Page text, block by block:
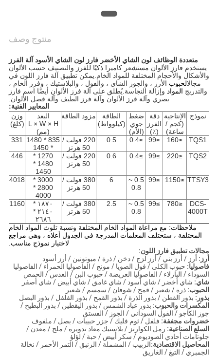
منتوج وصف
متعددة الوظائف لون الشاي الأخضر فارز لون الشاي الأسود آلة الفرز
يستخدم فارز الألوان مستشعر كاميرا ذكيًا للفرز والتصنيف حسب الألوان
والأشكال والأحجام المختلفة للمواد الخام.يمكن تطبيق آلة فارز اللون في
مجالالحبوب الأرز ، والجوز الشاي ، والفول ، والبلاستيك ، وفرز الخام ،
والتدريج المواد وإزالة النجاسة.يُطلق على آلة فرز الألوان أيضًا اسم فارز
بصري وآلة فرز الألوان وآلة فرز الطيف وآلة فصل الألوان.
المعايير الفنية:
نموذج
الإنتاجية
(كجم /
ساعة)
دقة
الفرز
(٪)
ضغط
جوي
(الأم)
الطاقة
(كيلوواط)
مزود الطاقة
البعد
L × W × H
(مم)
وزن
(كلغ)
TQS1
≤160
≥99
≥0.4
0.5
220 فولت /
50 هرتز
835 * 1480
* 1450
331
TQS2
≤220
≥99
≥0.4
0.6
220 فولت /
50 هرتز
1270 *
1480 *
1450
446
TTSY3
≤1150
≥99
0.5 ~
0.8
6
380 فولت /
50 هرتز
3000 *
2800 *
4000
4018
DCS-
4000T
≤780
≥99
0.5 ~
0.8
2.5
380 فولت /
50 هرتز
١٨٧٠ *
٢١٤٠ *
٢٦٨٦
1160
ملاحظات: مع مراعاة المواد الخام المختلفة ونسبة تلوث المواد الخام
المختلفة ، ستختلف المعلمات المدرجة في الجدول أعلاه ، وهي مراجع
لاختيار نموذج مناسب.
مجالات تطبيق فارز اللون:
أرز: أرز / أرز بني / أرز لزج / دخن / ذرة / ميوتونين / أرز أسود
فاصوليا: حبوب الكلى / فول الصويا / مونج / الفاصوليا الحمراء / الفاصوليا
السوداء / البازلاء / الفاصوليا العريضة / حبوب البن / العدس / الحمص
شاي: شاي أخضر / شاي أسود / شاي غامق / شاي أبيض / شاي أصفر
الحبوب: ذرة / شعير / قمح / شوفان / سمسم / شعير
بذور: بذور القطن / بذور الذرة / بذور القمح / بذور الفلفل / بذور البصل
المكسرات والحبوب: بذور عباد الشمس / بذور اليقطين / بذور البطيخ /
جوز الكاجو / الفول السوداني / الجوز / الفستق
خضروات مجففة: فلفل / ثوم فليك / جزر حبيبات / بصل / ملفوف
السلع الصناعية: رمل الكوارتز / بلاستيك معاد تدويره / ملح / معدن /
جلوتامات أحادي الصوديوم / سكر أبيض / حبة / لؤلؤ
المحاصيل الاقتصادية:الزبيب / المشملة / الزنبق / التمر الأحمر / نخالة
الجمبري / التبغ / الغاريق